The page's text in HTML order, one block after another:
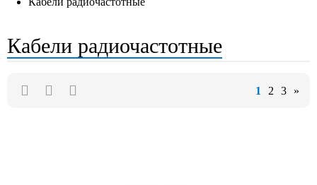
Кабели радиочастотные
1 2 3 »